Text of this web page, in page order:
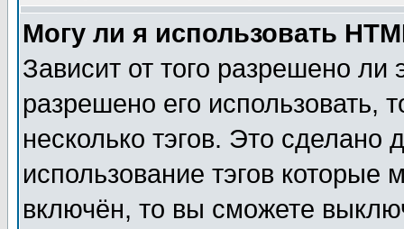
Могу ли я использовать
Зависит от того разрешено
разрешено его использовать,
несколько тэгов. Это сделано
использование тэгов
включён, то вы сможете